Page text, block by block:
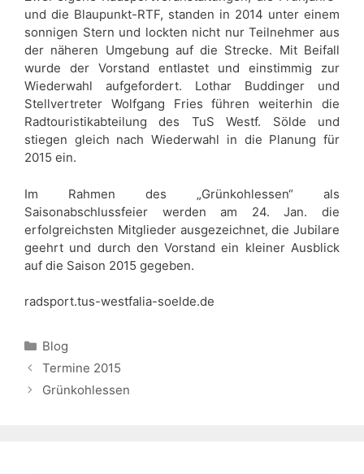
und die Blaupunkt-RTF, standen in 2014 unter einem
sonnigen Stern und lockten nicht nur Teilnehmer aus
der näheren Umgebung auf die Strecke. Mit Beifall
wurde der Vorstand entlastet und einstimmig zur
Wiederwahl aufgefordert. Lothar Buddinger und
Stellvertreter Wolfgang Fries führen weiterhin die
Radtouristikabteilung des TuS Westf. Sölde und
stiegen gleich nach Wiederwahl in die Planung für
2015 ein.
Im Rahmen des „Grünkohlessen“ als
Saisonabschlussfeier werden am 24. Jan. die
erfolgreichsten Mitglieder ausgezeichnet, die Jubilare
geehrt und durch den Vorstand ein kleiner Ausblick
auf die Saison 2015 gegeben.
radsport.tus-westfalia-soelde.de
Kategorien
Blog
Termine 2015
Grünkohlessen